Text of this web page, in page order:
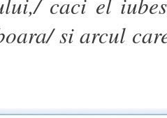
si arcul